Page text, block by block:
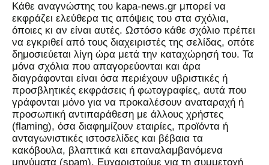
Kάθε αναγνώστης του kapa-news.gr μπορεί να
εκφράζει ελεύθερα τις απόψεις του στα σχόλια,
όποιες κι αν είναι αυτές. Ωστόσο κάθε σχόλιο πρέπει
να εγκριθεί από τους διαχειριστές της σελίδας, οπότε
δημοσιεύεται λίγη ώρα μετά την καταχώρησή του. Τα
μόνα σχόλια που απαγορεύονται και άρα
διαγράφονται είναι όσα περιέχουν υβριστικές ή
προσβλητικές εκφράσεις ή φωτογραφίες, αυτά που
γράφονται μόνο για να προκαλέσουν αναταραχή ή
προσωπική αντιπαράθεση με άλλους χρήστες
(flaming), όσα διαφημίζουν εταιρίες, προϊόντα ή
ανταγωνιστικές ιστοσελίδες και βέβαια τα
κακόβουλα, βλαπτικά και επαναλαμβανόμενα
μηνύματα (spam). Ευχαριστούμε για τη συμμετοχή